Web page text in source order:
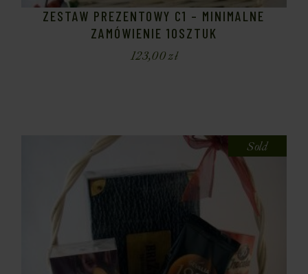
ZESTAW PREZENTOWY C1 – MINIMALNE
ZAMÓWIENIE 10SZTUK
123,00zł
Sold